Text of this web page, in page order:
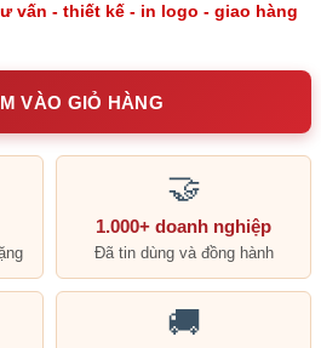
vấn - thiết kế - in logo - giao hàng
VÀO GIỎ HÀNG
🤝
1.000+ doanh nghiệp
Đã tin dùng và đồng hành
🚚